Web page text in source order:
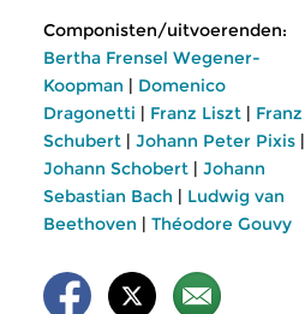
Componisten/uitvoerenden:
Bertha Frensel Wegener-
Koopman | Domenico
Dragonetti | Franz Liszt | Franz
Schubert | Johann Peter Pixis |
Johann Schobert | Johann
Sebastian Bach | Ludwig van
Beethoven | Théodore Gouvy